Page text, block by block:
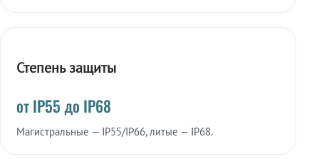
Степень защиты
от IP55 до IP68
Магистральные — IP55/IP66, литые — IP68.